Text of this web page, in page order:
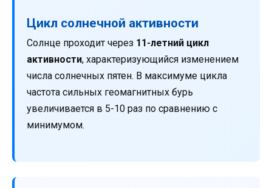
Цикл солнечной активности
Солнце проходит через 11-летний цикл
активности, характеризующийся изменением
числа солнечных пятен. В максимуме цикла
частота сильных геомагнитных бурь
увеличивается в 5-10 раз по сравнению с
минимумом.